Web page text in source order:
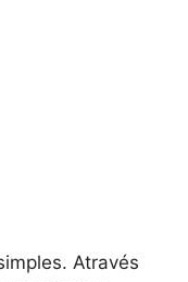
Através